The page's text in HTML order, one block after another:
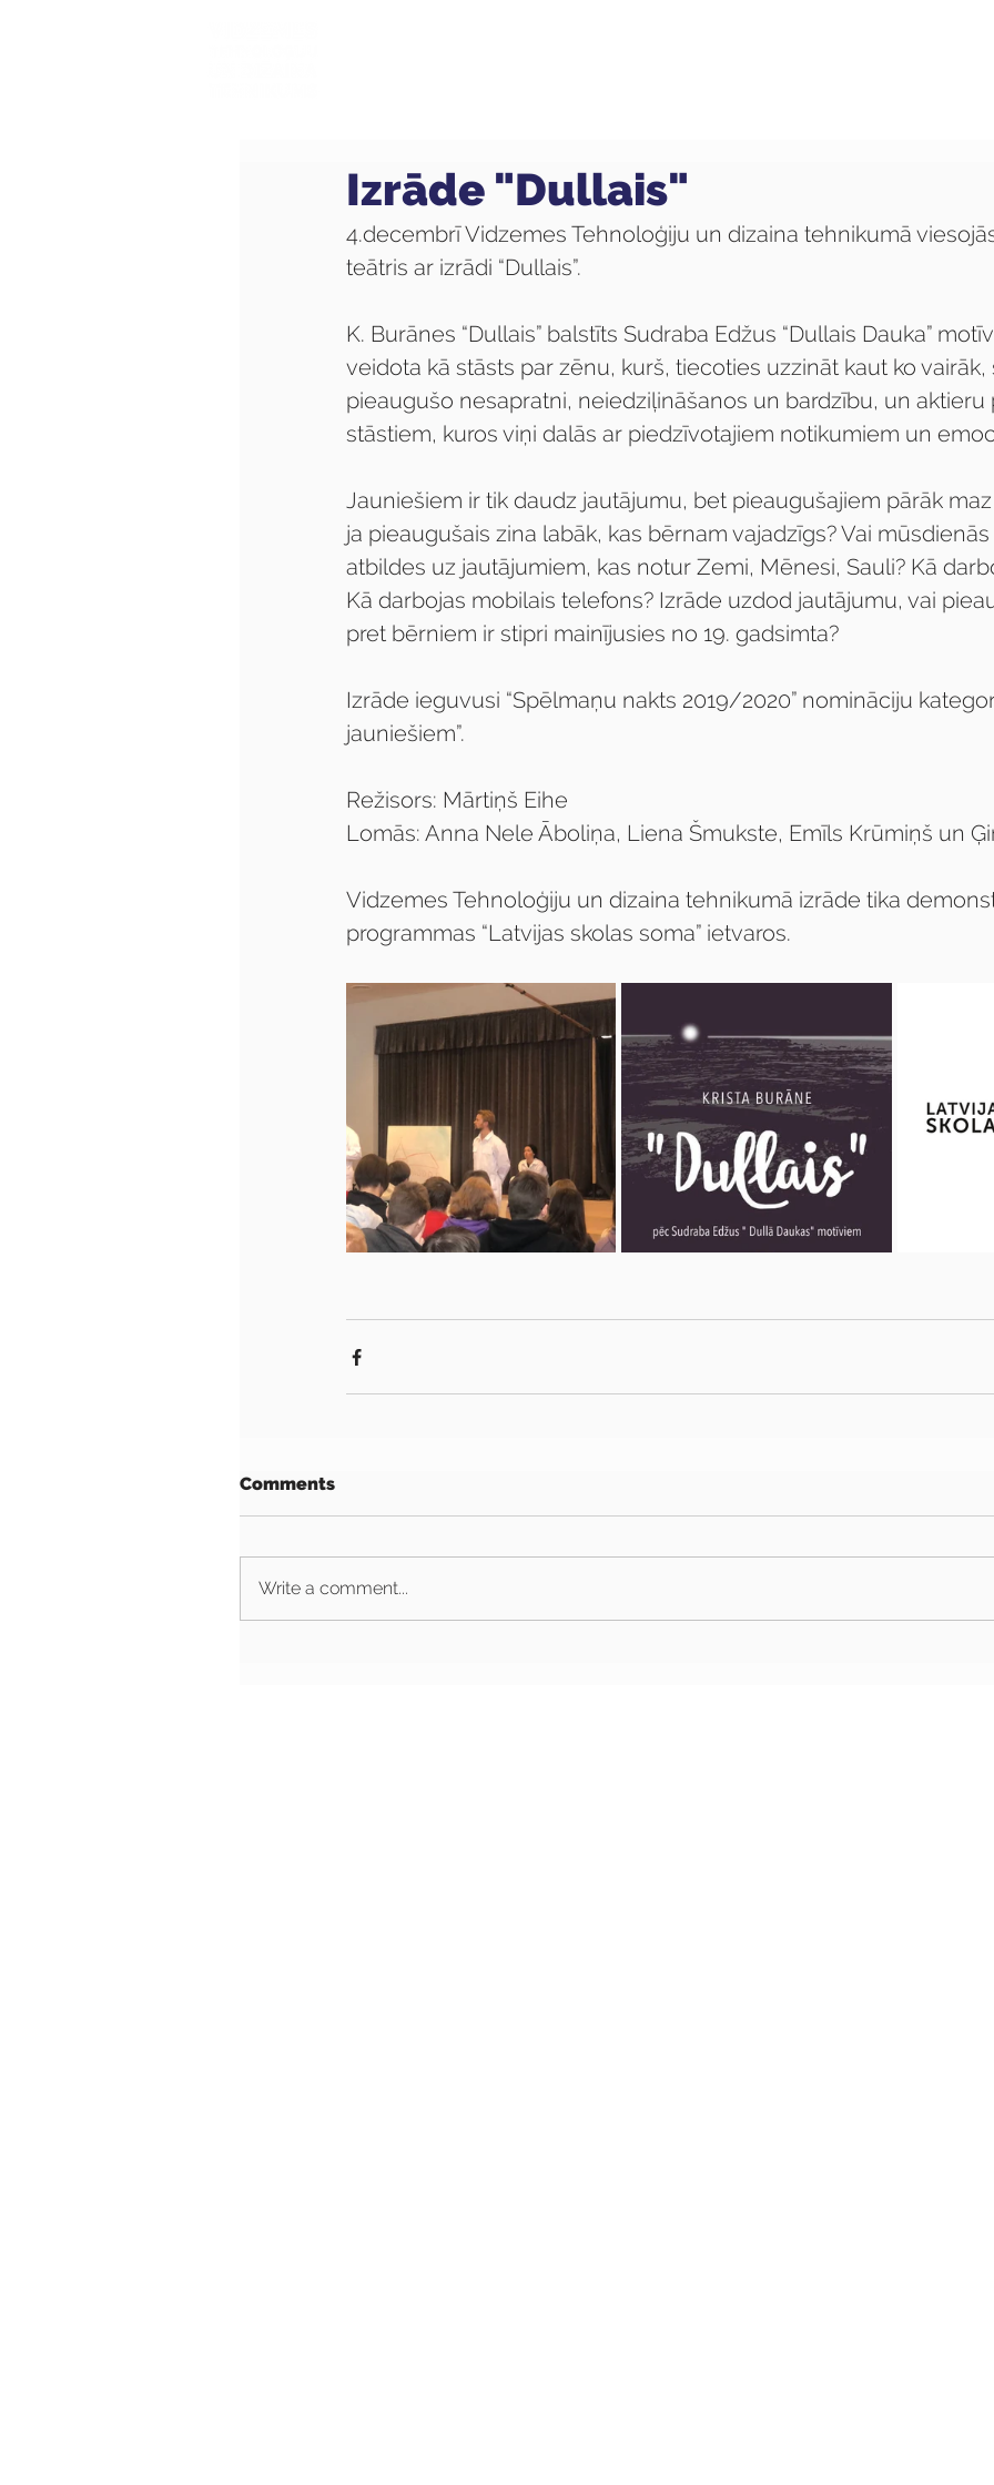
Izrāde "Dullais"
4.decembrī Vidzemes Tehnoloģiju un dizaina tehnikumā
teātris ar izrādi “Dullais”.
K. Burānes “Dullais” balstīts Sudraba Edžus “Dullais Dauka”
veidota kā stāsts par zēnu, kurš, tiecoties uzzināt kaut ko vairāk,
pieaugušo nesapratni, neiedziļināšanos un bardzību, un aktieru
stāstiem, kuros viņi dalās ar piedzīvotajiem notikumiem un
Jauniešiem ir tik daudz jautājumu, bet pieaugušajiem pārāk maz
ja pieaugušais zina labāk, kas bērnam vajadzīgs? Vai
atbildes uz jautājumiem, kas notur Zemi, Mēnesi, Sauli? Kā
Kā darbojas mobilais telefons? Izrāde uzdod jautājumu, vai
pret bērniem ir stipri mainījusies no 19. gadsimta?
Izrāde ieguvusi “Spēlmaņu nakts 2019/2020” nomināciju
jauniešiem”.
Režisors: Mārtiņš Eihe
Lomās: Anna Nele Āboliņa, Liena Šmukste, Emīls Krūmiņš un
Vidzemes Tehnoloģiju un dizaina tehnikumā izrāde tika
programmas “Latvijas skolas soma” ietvaros.
Comments
Write a comment...